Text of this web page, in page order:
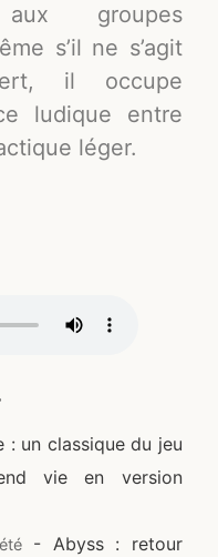
groupes
s’il ne s’agit
il occupe
ludique entre
léger.
: un classique du jeu
vie en version
- Abyss : retour